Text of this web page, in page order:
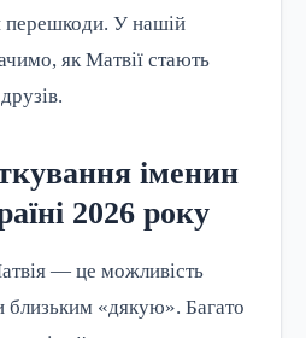
перешкоди. У нашій
як Матвії стають
іменин
2026 року
— це можливість
близьким «дякую». Багато